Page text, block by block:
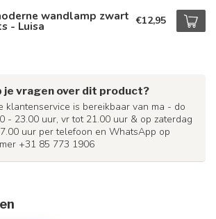
wandlamp zwart
- Luisa €12,95
je vragen over dit product?
klantenservice is bereikbaar van ma - do
- 23.00 uur, vr tot 21.00 uur & op zaterdag
uur per telefoon en WhatsApp op
+31 85 773 1906